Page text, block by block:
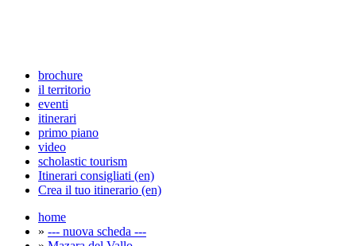
brochure
il territorio
eventi
itinerari
primo piano
video
scholastic tourism
Itinerari consigliati (en)
Crea il tuo itinerario (en)
home
» --- nuova scheda ---